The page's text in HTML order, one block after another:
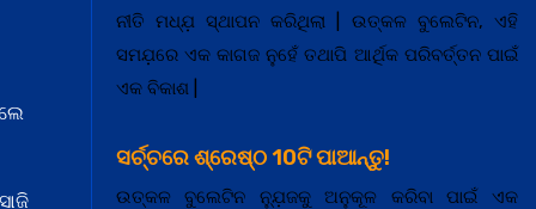
ନୀତି ମଧ୍ଯ଼ ସ୍ଥାପନ କରିଥିଲା | ଉତ୍କଳ ବୁଲେଟିନ, ଏହି
ସମଯ଼ରେ ଏକ କାଗଜ ନୁହେଁ ତଥାପି ଆର୍ଥିକ ପରିବର୍ତ୍ତନ ପାଇଁ
ଏକ ବିକାଶ |
ସର୍ଚ୍ଚରେ ଶ୍ରେଷ୍ଠ 10ଟି ପାଆନ୍ତୁ!
ଉତ୍କଳ ବୁଲେଟିନ ନ୍ଯ଼ୁଜକୁ ଅନୁକୂଳ କରିବା ପାଇଁ ଏକ